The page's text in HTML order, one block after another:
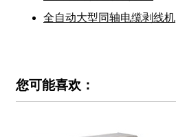
全自动大型同轴电缆剥线机
您可能喜欢：